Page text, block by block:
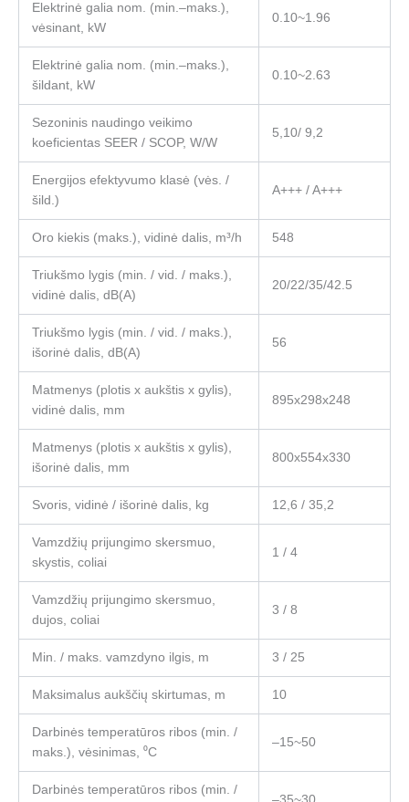
Elektrinė galia nom. (min.–maks.),
vėsinant, kW
0.10~1.96
Elektrinė galia nom. (min.–maks.),
šildant, kW
0.10~2.63
Sezoninis naudingo veikimo
koeficientas SEER / SCOP, W/W
5,10/ 9,2
Energijos efektyvumo klasė (vės. /
šild.)
A+++ / A+++
Oro kiekis (maks.), vidinė dalis, m³/h 548
Triukšmo lygis (min. / vid. / maks.),
vidinė dalis, dB(A)
20/22/35/42.5
Triukšmo lygis (min. / vid. / maks.),
išorinė dalis, dB(A)
56
Matmenys (plotis x aukštis x gylis),
vidinė dalis, mm
895x298x248
Matmenys (plotis x aukštis x gylis),
išorinė dalis, mm
800x554x330
Svoris, vidinė / išorinė dalis, kg 12,6 / 35,2
Vamzdžių prijungimo skersmuo,
skystis, coliai
1 / 4
Vamzdžių prijungimo skersmuo,
dujos, coliai
3 / 8
Min. / maks. vamzdyno ilgis, m 3 / 25
Maksimalus aukščių skirtumas, m 10
Darbinės temperatūros ribos (min. /
maks.), vėsinimas, ⁰C
–15~50
Darbinės temperatūros ribos (min. /